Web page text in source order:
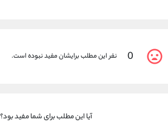
0 نفر این مطلب برایشان مفید نبوده است.
آیا این مطلب برای شما مفید بود؟